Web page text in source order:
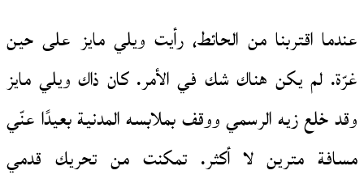
عندما اقتربنا من الحائط، رأيت ويلي مايز على حين
غرّة. لم يكن هناك شك في الأمر. كان ذاك ويلي مايز
وقد خلع زيه الرسمي ووقف بملابسه المدنية بعيدًا عنّي
مسافة مترين لا أكثر. تمكنت من تحريك قدمي